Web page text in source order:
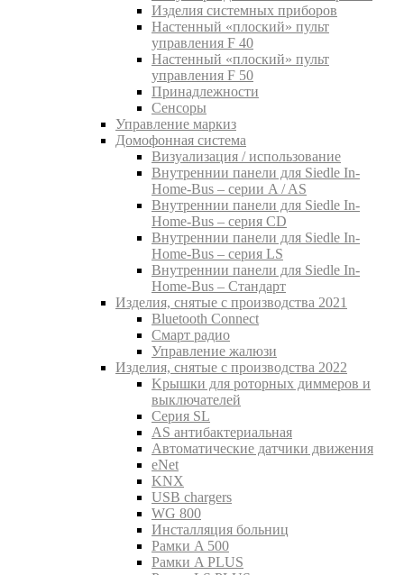
Изделия системных приборов
Настенный «плоский» пульт
управления F 40
Настенный «плоский» пульт
управления F 50
Принадлежности
Сенсоры
Управление маркиз
Домофонная система
Визуализация / использование
Внутреннии панели для Siedle In-
Home-Bus – серии A / AS
Внутреннии панели для Siedle In-
Home-Bus – серия CD
Внутреннии панели для Siedle In-
Home-Bus – серия LS
Внутреннии панели для Siedle In-
Home-Bus – Стандарт
Изделия, снятые с производства 2021
Bluetooth Connect
Смарт радио
Управление жалюзи
Изделия, снятые с производства 2022
Kрышки для роторных диммеров и
выключателей
Серия SL
AS антибактериальная
Aвтоматические датчики движения
eNet
KNX
USB chargers
WG 800
Инсталляция больниц
Рамки A 500
Рамки A PLUS